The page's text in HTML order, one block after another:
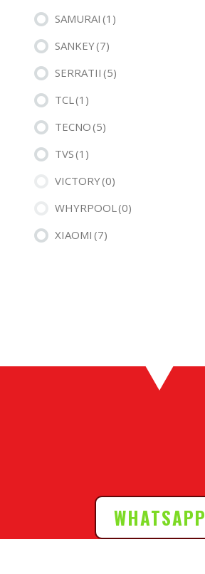
SAMURAI (1)
SANKEY(7)
SERRATII (5)
TCL(1)
TECNO(5)
TVS(1)
VICTORY(0)
WHYRPOOL(0)
XIAOMI (7)
WHATSAPP